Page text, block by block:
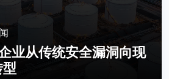
业从传统安全漏洞向现
型